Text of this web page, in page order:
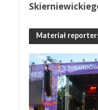
Materiał